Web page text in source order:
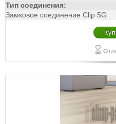
Тип соединения:
Замковое соединение Clip 5G